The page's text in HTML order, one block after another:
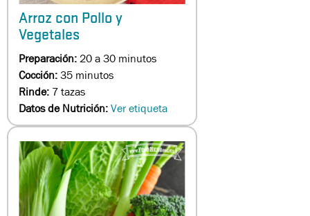
Arroz con Pollo y
Vegetales
Preparación:20 a 30 minutos
Cocción:35 minutos
Rinde: 7 tazas
Datos de Nutrición:Ver etiqueta